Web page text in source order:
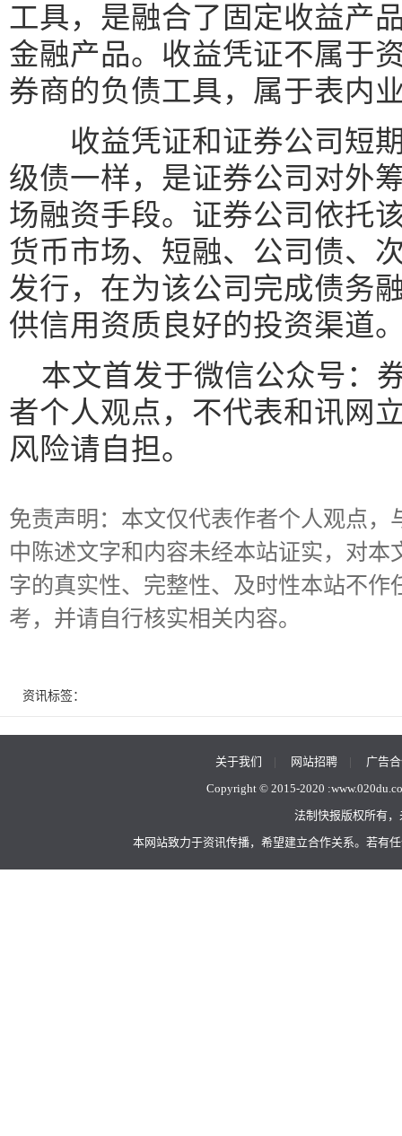
工具，是融合了固定收益产
金融产品。收益凭证不属于
券商的负债工具，属于表内
收益凭证和证券公司短期
级债一样，是证券公司对外
场融资手段。证券公司依托
货币市场、短融、公司债、
发行，在为该公司完成债务
供信用资质良好的投资渠道
本文首发于微信公众号：
者个人观点，不代表和讯网
风险请自担。
免责声明：本文仅代表作者个人观点
中陈述文字和内容未经本站证实，对
字的真实性、完整性、及时性本站不
考，并请自行核实相关内容。
资讯标签：
关于我们 | 网站招聘| 广告
Copyright © 2015-2020 :
法制快报版权所有
本网站致力于资讯传播，希望建立合作关系。若有